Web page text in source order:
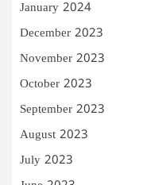
January 2024
December 2023
November 2023
October 2023
September 2023
August 2023
July 2023